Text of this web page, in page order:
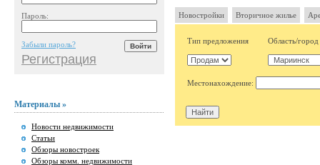
Пароль:
Забыли пароль?
Регистрация
Материалы »
Новости недвижимости
Статьи
Обзоры новостроек
Обзоры комм. недвижимости
Новостройки Вторичное жилье
Тип предложения Область/город
Местонахождение: